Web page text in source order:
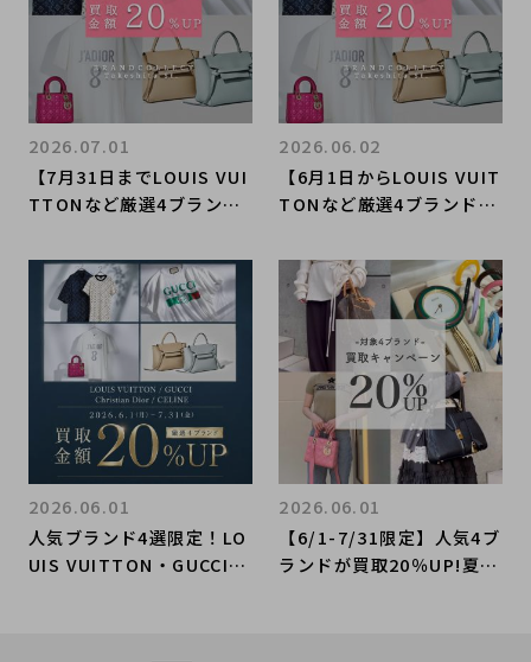
【7月31日までLOUIS VUI
TTONなど厳選4ブランド
気ラグジュアリーブランド
4選｜買取金額20％UPキ
ャンペーン
2026.07.01
【6月1日からLOUIS VUIT
TONなど厳選4ブランドの
ラグジュアリーブランド4
選｜買取金額20％UPキャ
ンペーン
2026.06.02
人気ブランド4選限定！LO
UIS VUITTON・GUCCI・
2026.06.01
【6/1-7/31限定】人気4ブ
ランドが買取20％UP!夏の
2026.06.01